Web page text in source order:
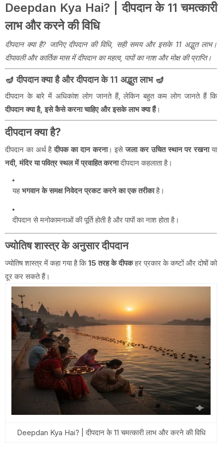
Deepdan Kya Hai? | दीपदान के 11 चमत्कारी
लाभ और करने की विधि
दीपदान क्या है? जानिए दीपदान की विधि, सही समय और इसके 11 अद्भुत लाभ।
दीपावली और कार्तिक मास में दीपदान का महत्व, पापों का नाश और मोक्ष की प्राप्ति।
🪔 दीपदान क्या है और दीपदान के 11 अद्भुत लाभ 🪔
दीपदान के बारे में अधिकांश लोग जानते हैं, लेकिन बहुत कम लोग जानते हैं कि
दीपदान क्या है, इसे कैसे करना चाहिए और इसके लाभ क्या हैं।
दीपदान क्या है?
दीपदान का अर्थ हैदीपक का दान करना। इसेजला कर उचित स्थान पर रखनाया
नदी, मंदिर या पवित्र स्थल में प्रवाहित करनादीपदान कहलाता है।
यहभगवान के समक्ष निवेदन प्रकट करने का एक तरीकाहै।
दीपदान से मनोकामनाओं की पूर्ति होती है और पापों का नाश होता है।
ज्योतिष शास्त्र के अनुसार दीपदान
ज्योतिष शास्त्र में कहा गया है कि15 तरह के दीपकहर प्रकार के कष्टों और दोषों को
दूर कर सकते हैं।
Deepdan Kya Hai? | दीपदान के 11 चमत्कारी लाभ और करने की विधि